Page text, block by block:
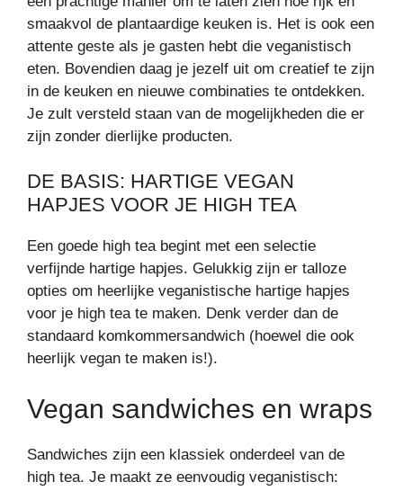
smaakvol de plantaardige keuken is. Het is ook een
attente geste als je gasten hebt die veganistisch
eten. Bovendien daag je jezelf uit om creatief te zijn
in de keuken en nieuwe combinaties te ontdekken.
Je zult versteld staan van de mogelijkheden die er
zijn zonder dierlijke producten.
DE BASIS: HARTIGE VEGAN
HAPJES VOOR JE HIGH TEA
Een goede high tea begint met een selectie
verfijnde hartige hapjes. Gelukkig zijn er talloze
opties om heerlijke veganistische hartige hapjes
voor je high tea te maken. Denk verder dan de
standaard komkommersandwich (hoewel die ook
heerlijk vegan te maken is!).
Vegan sandwiches en wraps
Sandwiches zijn een klassiek onderdeel van de
high tea. Je maakt ze eenvoudig veganistisch: